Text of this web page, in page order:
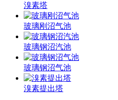
溴素塔
玻璃刚沼气池
玻璃钢沼汽池
玻璃钢沼气池
溴素提出塔